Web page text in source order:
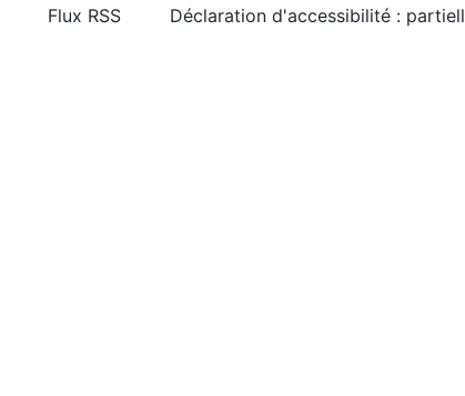
Flux RSS Déclaration d'accessibilité :